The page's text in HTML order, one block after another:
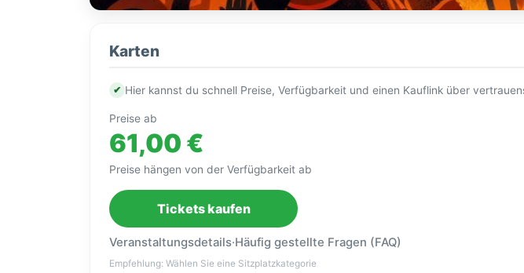
Karten
✔ Hier kannst du schnell Preise, Verfügbarkeit und einen Kauflink über
Preise ab
61,00 €
Preise hängen von der Verfügbarkeit ab
Tickets kaufen
Veranstaltungsdetails·Häufig gestellte Fragen (FAQ)
Empfehlung: Wählen Sie eine Sitzplatzkategorie